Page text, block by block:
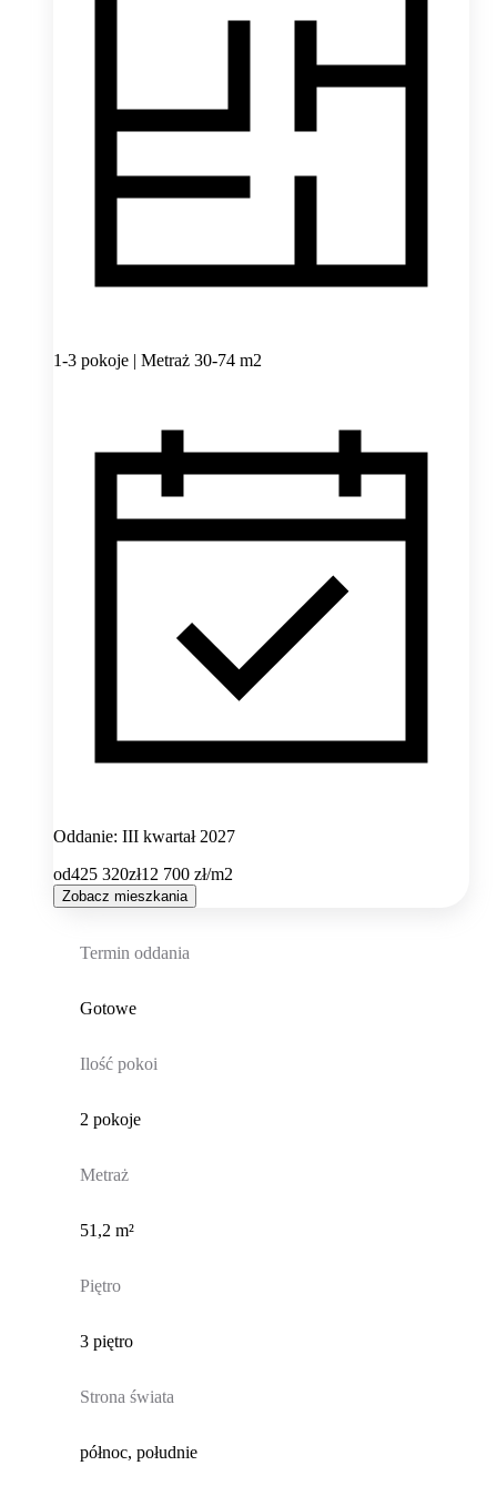
1-3 pokoje | Metraż 30-74 m2
Oddanie: III kwartał 2027
od425 320zł12 700 zł/m2
Zobacz mieszkania
Termin oddania
Gotowe
Ilość pokoi
2 pokoje
Metraż
51,2 m²
Piętro
3 piętro
Strona świata
północ, południe